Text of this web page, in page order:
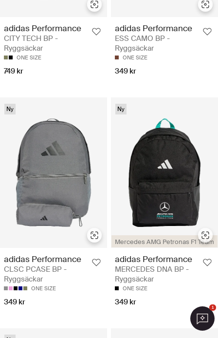
adidas Performance
CITY TECH BP -
Ryggsäckar
ONE SIZE
749 kr
adidas Performance
ESS CAMO BP -
Ryggsäckar
ONE SIZE
349 kr
Ny
adidas Performance
CLSC PCASE BP -
Ryggsäckar
ONE SIZE
349 kr
Mercedes AMG Petronas F1 Team
Ny
adidas Performance
MERCEDES DNA BP -
Ryggsäckar
ONE SIZE
349 kr
1